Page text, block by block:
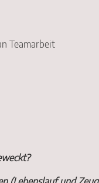
Teamarbeit